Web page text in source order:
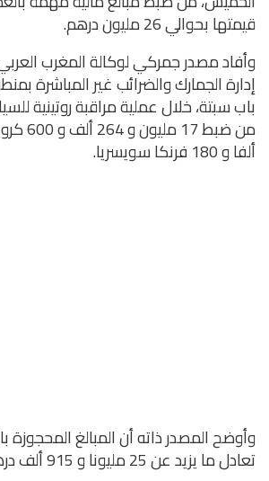
قيمتها بحوالي 26 مليون درهم.
وأفاد مصدر جمركي لوكالة المغرب العربي
إدارة الجمارك والضرائب غير المباشرة
باب سبتة، خلال عملية مراقبة روتينية
ألفا و 180 فرنكا سويسريا.
وأوضح المصدر ذاته أن المبالغ المحجوزة
تعادل ما يزيد عن 25 مليونا و 915 ألف درهم.